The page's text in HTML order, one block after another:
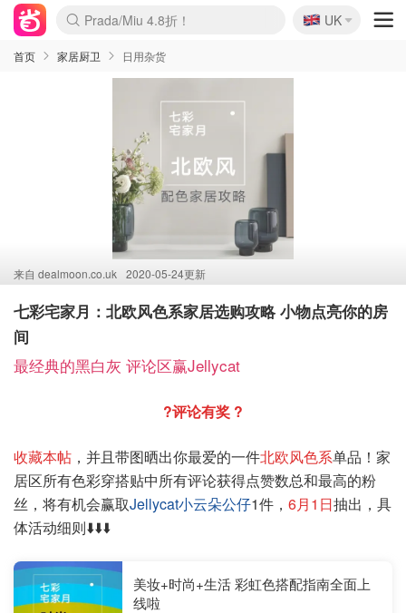
麦卢卡蜂蜜夏促！个位数！
Prada/Miu 4.8折！
啥？必胜客披萨5折！
🇬🇧
UK
首页 家居厨卫 日用杂货
来自 dealmoon.co.uk 2020-05-24更新
七彩宅家月：北欧风色系家居选购攻略 小物点亮你的房
间
最经典的黑白灰 评论区赢Jellycat
?评论有奖 ?
收藏本帖 ，并且带图晒出你最爱的一件北欧风色系单品！家
居区所有色彩穿搭贴中所有评论获得点赞数总和最高的粉
丝，将有机会赢取Jellycat小云朵公仔1件， 6月1日抽出，具
体活动细则⬇️⬇️⬇️
美妆+时尚+生活 彩虹色搭配指南全面上
线啦